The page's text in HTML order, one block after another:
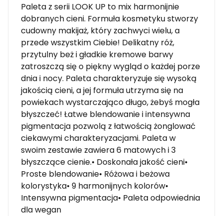
Paleta z serii LOOK UP to mix harmonijnie
dobranych cieni. Formuła kosmetyku stworzy
cudowny makijaż, który zachwyci wielu, a
przede wszystkim Ciebie! Delikatny róż,
przytulny beż i gładkie kremowe barwy
zatroszczą się o piękny wygląd o każdej porze
dnia i nocy. Paleta charakteryzuje się wysoką
jakością cieni, a jej formuła utrzyma się na
powiekach wystarczająco długo, żebyś mogła
błyszczeć! Łatwe blendowanie i intensywna
pigmentacja pozwolą z łatwością żonglować
ciekawymi charakteryzacjami. Paleta w
swoim zestawie zawiera 6 matowych i 3
błyszczące cienie.• Doskonała jakość cieni•
Proste blendowanie• Różowa i beżowa
kolorystyka• 9 harmonijnych kolorów•
Intensywna pigmentacja• Paleta odpowiednia
dla wegan